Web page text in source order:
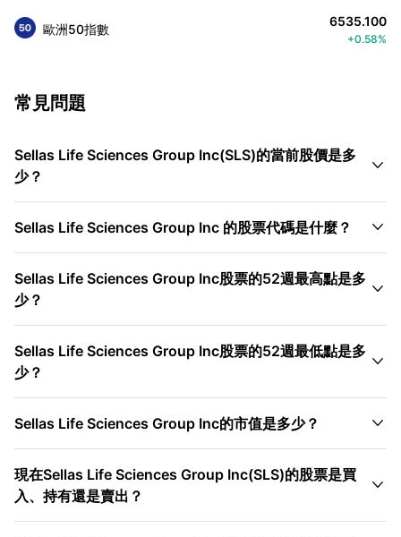
歐洲50指數 6535.100
+0.58%
常見問題
Sellas Life Sciences Group Inc(SLS)的當前股價是多
少？

Sellas Life Sciences Group Inc 的股票代碼是什麼？ 
Sellas Life Sciences Group Inc股票的52週最高點是多
少？

Sellas Life Sciences Group Inc股票的52週最低點是多
少？

Sellas Life Sciences Group Inc的市值是多少？ 
現在Sellas Life Sciences Group Inc(SLS)的股票是買
入、持有還是賣出？
